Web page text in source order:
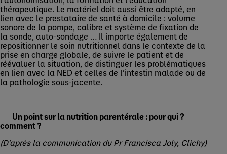
thérapeutique. Le matériel doit aussi être adapté, en
lien avec le prestataire de santé à domicile : volume
sonore de la pompe, calibre et système de fixation de
la sonde, auto-sondage … Il importe également de
repositionner le soin nutritionnel dans le contexte de la
prise en charge globale, de suivre le patient et de
réévaluer la situation, de distinguer les problématiques
en lien avec la NED et celles de l’intestin malade ou de
la pathologie sous-jacente.
Un point sur la nutrition parentérale : pour qui ?
comment ?
(D’après la communication du Pr Francisca Joly, Clichy)